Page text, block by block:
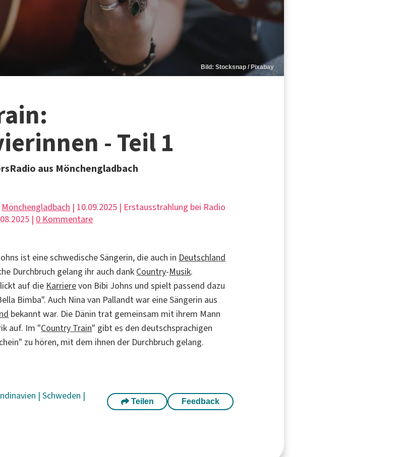
Bild: Stocksnap / Pixabay
- Teil 1
aus Mönchengladbach
Mönchengladbach | 10.09.2025 | Erstausstrahlung bei Radio
| 0 Kommentare
ist eine schwedische Sängerin, die auch in Deutschland
Durchbruch gelang ihr auch dank Country-Musik.
auf die Karrierevon Bibi Johns und spielt passend dazu
Bimba". Auch Nina van Pallandt war eine Sängerin aus
bekannt war. Die Dänin trat gemeinsam mit ihrem Mann
auf. Im "Country Train" gibt es den deutschsprachigen
zu hören, mit dem ihnen der Durchbruch gelang.
|Schweden |
Teilen Feedback